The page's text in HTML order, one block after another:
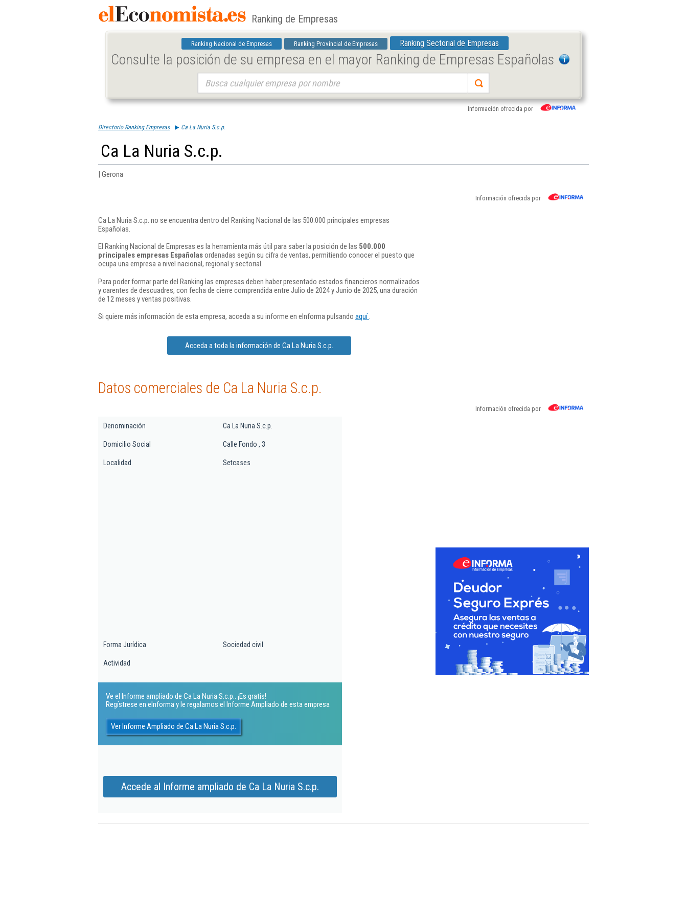
Ranking de Empresas
Ranking Nacional de Empresas Ranking Provincial de Empresas Ranking Sectorial de Empresas
Consulte la posición de su empresa en el mayor Ranking de Empresas Españolas
Información ofrecida por
Directorio Ranking Empresas Ca La Nuria S.c.p.
Ca La Nuria S.c.p.
| Gerona
Información ofrecida por
Ca La Nuria S.c.p. no se encuentra dentro del Ranking Nacional de las 500.000 principales empresas
Españolas.
El Ranking Nacional de Empresas es la herramienta más útil para saber la posición de las 500.000
principales empresas Españolasordenadas según su cifra de ventas, permitiendo conocer el puesto que
ocupa una empresa a nivel nacional, regional y sectorial.
Para poder formar parte del Ranking las empresas deben haber presentado estados financieros normalizados
y carentes de descuadres, con fecha de cierre comprendida entre Julio de 2024 y Junio de 2025, una duración
de 12 meses y ventas positivas.
Si quiere más información de esta empresa, acceda a su informe en eInforma pulsando aquí.
Acceda a toda la información de Ca La Nuria S.c.p.
Datos comerciales de Ca La Nuria S.c.p.
Información ofrecida por
Denominación Ca La Nuria S.c.p.
Domicilio Social Calle Fondo , 3
Localidad Setcases
Forma Jurídica Sociedad civil
Actividad
Ve el Informe ampliado de Ca La Nuria S.c.p.. ¡Es gratis!
Regístrese en eInforma y le regalamos el Informe Ampliado de esta empresa
Ver Informe Ampliado de Ca La Nuria S.c.p.
Accede al Informe ampliado de Ca La Nuria S.c.p.